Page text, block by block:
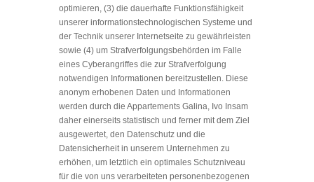
optimieren, (3) die dauerhafte Funktionsfähigkeit
unserer informationstechnologischen Systeme und
der Technik unserer Internetseite zu gewährleisten
sowie (4) um Strafverfolgungsbehörden im Falle
eines Cyberangriffes die zur Strafverfolgung
notwendigen Informationen bereitzustellen. Diese
anonym erhobenen Daten und Informationen
werden durch die Appartements Galina, Ivo Insam
daher einerseits statistisch und ferner mit dem Ziel
ausgewertet, den Datenschutz und die
Datensicherheit in unserem Unternehmen zu
erhöhen, um letztlich ein optimales Schutzniveau
für die von uns verarbeiteten personenbezogenen